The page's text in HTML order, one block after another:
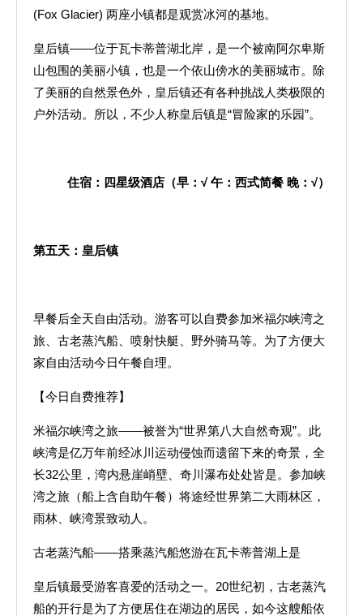
(Fox Glacier) 两座小镇都是观赏冰河的基地。
皇后镇——位于瓦卡蒂普湖北岸，是一个被南阿尔卑斯
山包围的美丽小镇，也是一个依山傍水的美丽城市。除
了美丽的自然景色外，皇后镇还有各种挑战人类极限的
户外活动。所以，不少人称皇后镇是“冒险家的乐园”。
住宿：四星级酒店（早： √午：西式简餐 晚： √）
第五天：皇后镇
早餐后全天自由活动。游客可以自费参加米福尔峡湾之
旅、古老蒸汽船、喷射快艇、野外骑马等。为了方便大
家自由活动今日午餐自理。
【今日自费推荐】
米福尔峡湾之旅——被誉为“世界第八大自然奇观”。此
峡湾是亿万年前经冰川运动侵蚀而遗留下来的奇景，全
长32公里，湾内悬崖峭壁、奇川瀑布处处皆是。参加峡
湾之旅（船上含自助午餐）将途经世界第二大雨林区，
雨林、峡湾景致动人。
古老蒸汽船——搭乘蒸汽船悠游在瓦卡蒂普湖上是
皇后镇最受游客喜爱的活动之一。20世纪初，古老蒸汽
船的开行是为了方便居住在湖边的居民，如今这艘船依